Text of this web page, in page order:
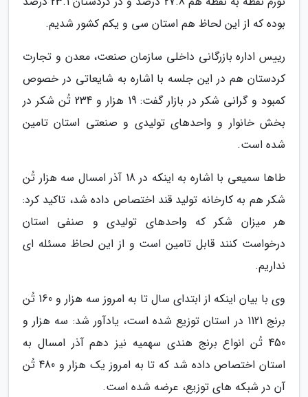
بوده که از این لحاظ هم استان سی و یکم کشور شدیم.
رییس اداره بازرگانی داخلی سازمان صنعت، معدن و تجارت
کردستان هم در این جلسه با اشاره به شایعاتی در خصوص
کمبود و گرانی شکر در بازار گفت: 19 هزار و 234 تُن شکر در
بخش خانوار و واحدهای تولیدی و صنعتی استان تامین
شده است.
طاها سمیعی با اشاره به اینکه در 18 آذر امسال سه هزار تُن
شکر هم به کارخانه تولید قند اختصاص داده شد، تاکید کرد:
هر میزان شکر که واحدهای تولیدی و صنفی استان
درخواست کنند قابل تامین است و از این لحاظ مسئله ای
نداریم.
وی با بیان اینکه از ابتدای سال تا به امروز سه هزار و 160 تُن
برنج 1121 در استان توزیع شده است، یادآور شد: سه هزار و
450 تُن انواع برنج هندی سهمیه نیز دهم آذر امسال به
استان اختصاص داده شد که تا به امروز یک هزار و 480 تُن
آن در شبکه های توزیع، عرضه شده است.